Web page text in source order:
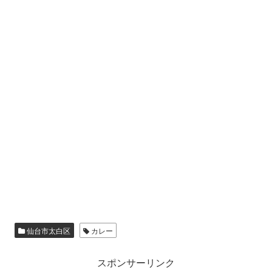
仙台市太白区 カレー
スポンサーリンク